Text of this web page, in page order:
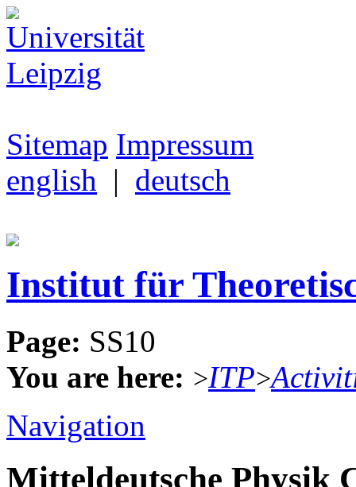
Sitemap Impressum
english | deutsch
Institut für
Page: SS10
You are here: >ITP>
Navigation
Mitteldeutsche Physik